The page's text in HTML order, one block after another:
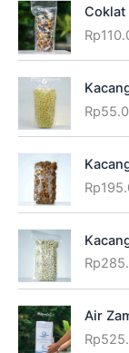
Coklat
Rp
Rp
Rp
Rp
Air
Rp